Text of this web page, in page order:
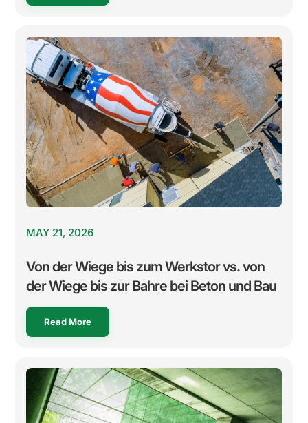
MAY 21, 2026
Von der Wiege bis zum Werkstor vs. von
der Wiege bis zur Bahre bei Beton und Bau
Read More